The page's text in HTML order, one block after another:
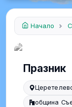
Начало
Празник
община